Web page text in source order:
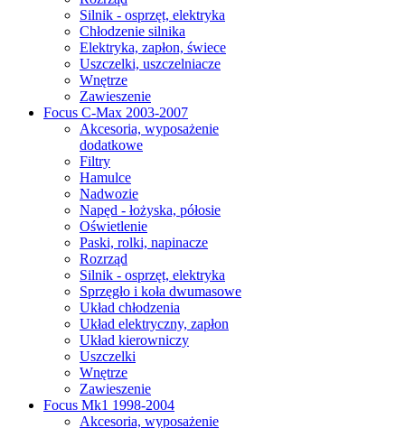
Silnik - osprzęt, elektryka
Chłodzenie silnika
Elektryka, zapłon, świece
Uszczelki, uszczelniacze
Wnętrze
Zawieszenie
Focus C-Max 2003-2007
Akcesoria, wyposażenie
dodatkowe
Filtry
Hamulce
Nadwozie
Napęd - łożyska, półosie
Oświetlenie
Paski, rolki, napinacze
Rozrząd
Silnik - osprzęt, elektryka
Sprzęgło i koła dwumasowe
Układ chłodzenia
Układ elektryczny, zapłon
Układ kierowniczy
Uszczelki
Wnętrze
Zawieszenie
Focus Mk1 1998-2004
Akcesoria, wyposażenie